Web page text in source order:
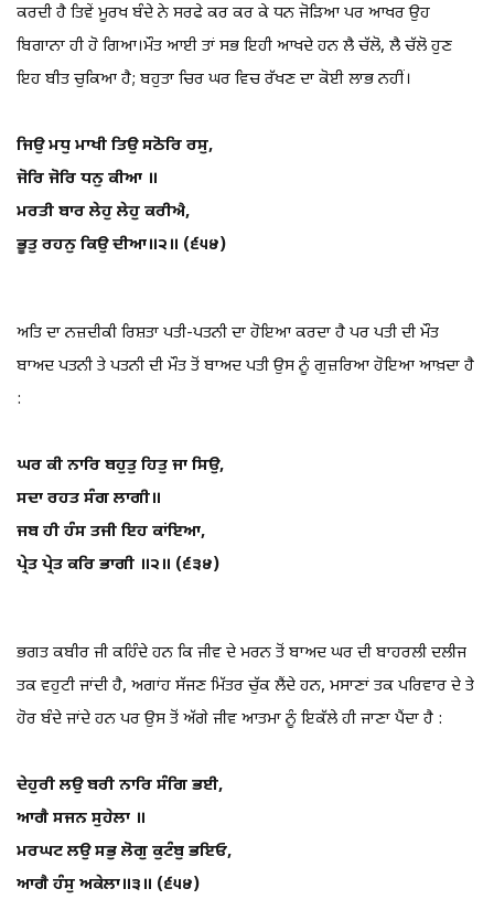
ਕਰਦੀ ਹੈ ਤਿਵੇਂ ਮੂਰਖ ਬੰਦੇ ਨੇ ਸਰਫੇ ਕਰ ਕਰ ਕੇ ਧਨ ਜੋੜਿਆ ਪਰ ਆਖਰ ਉਹ
ਬਿਗਾਨਾ ਹੀ ਹੋ ਗਿਆ।ਮੌਤ ਆਈ ਤਾਂ ਸਭ ਇਹੀ ਆਖਦੇ ਹਨ ਲੈ ਚੱਲੋ, ਲੈ ਚੱਲੋ ਹੁਣ
ਇਹ ਬੀਤ ਚੁਕਿਆ ਹੈ; ਬਹੁਤਾ ਚਿਰ ਘਰ ਵਿਚ ਰੱਖਣ ਦਾ ਕੋਈ ਲਾਭ ਨਹੀਂ।
ਜਿਉ ਮਧੁ ਮਾਖੀ ਤਿਉ ਸਠੋਰਿ ਰਸੁ,
ਜੋਰਿ ਜੋਰਿ ਧਨੁ ਕੀਆ ॥
ਮਰਤੀ ਬਾਰ ਲੇਹੁ ਲੇਹੁ ਕਰੀਐ,
ਭੂਤੁ ਰਹਨੁ ਕਿਉ ਦੀਆ॥੨॥ (੬੫੪)
ਅਤਿ ਦਾ ਨਜ਼ਦੀਕੀ ਰਿਸ਼ਤਾ ਪਤੀ-ਪਤਨੀ ਦਾ ਹੋਇਆ ਕਰਦਾ ਹੈ ਪਰ ਪਤੀ ਦੀ ਮੌਤ
ਬਾਅਦ ਪਤਨੀ ਤੇ ਪਤਨੀ ਦੀ ਮੌਤ ਤੋਂ ਬਾਅਦ ਪਤੀ ਉਸ ਨੂੰ ਗੁਜ਼ਰਿਆ ਹੋਇਆ ਆਖ਼ਦਾ ਹੈ
:
ਘਰ ਕੀ ਨਾਰਿ ਬਹੁਤੁ ਹਿਤੁ ਜਾ ਸਿਉ,
ਸਦਾ ਰਹਤ ਸੰਗ ਲਾਗੀ॥
ਜਬ ਹੀ ਹੰਸ ਤਜੀ ਇਹ ਕਾਂਇਆ,
ਪ੍ਰੇਤ ਪ੍ਰੇਤ ਕਰਿ ਭਾਗੀ ॥੨॥ (੬੩੪)
ਭਗਤ ਕਬੀਰ ਜੀ ਕਹਿੰਦੇ ਹਨ ਕਿ ਜੀਵ ਦੇ ਮਰਨ ਤੋਂ ਬਾਅਦ ਘਰ ਦੀ ਬਾਹਰਲੀ ਦਲੀਜ
ਤਕ ਵਹੁਟੀ ਜਾਂਦੀ ਹੈ, ਅਗਾਂਹ ਸੱਜਣ ਮਿੱਤਰ ਚੁੱਕ ਲੈਂਦੇ ਹਨ, ਮਸਾਣਾਂ ਤਕ ਪਰਿਵਾਰ ਦੇ ਤੇ
ਹੋਰ ਬੰਦੇ ਜਾਂਦੇ ਹਨ ਪਰ ਉਸ ਤੋਂ ਅੱਗੇ ਜੀਵ ਆਤਮਾ ਨੂੰ ਇਕੱਲੇ ਹੀ ਜਾਣਾ ਪੈਂਦਾ ਹੈ :
ਦੇਹੁਰੀ ਲਉ ਬਰੀ ਨਾਰਿ ਸੰਗਿ ਭਈ,
ਆਗੈ ਸਜਨ ਸੁਹੇਲਾ ॥
ਮਰਘਟ ਲਉ ਸਭੁ ਲੋਗੁ ਕੁਟੰਬੁ ਭਇਓ,
ਆਗੈ ਹੰਸੁ ਅਕੇਲਾ॥੩॥ (੬੫੪)